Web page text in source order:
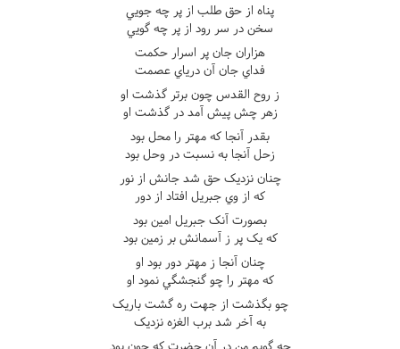
پناه از حق طلب از پر چه جويي
سخن در سر رود از پر چه گويي
هزاران جان پر اسرار حکمت
فداي جان آن درياي عصمت
ز روح القدس چون برتر گذشت او
زهر چش پيش آمد در گذشت او
بقدر آنجا که مهتر را محل بود
زحل آنجا به نسبت در وحل بود
چنان نزديک حق شد جانش از نور
که از وي جبريل افتاد از دور
بصورت آنک جبريل امين بود
که يک پر ز آسمانش بر زمين بود
چنان آنجا ز مهتر دور بود او
که مهتر را چو گنجشگي نمود او
چو بگذشت از جهت ره گشت باريک
به آخر شد برب الغزه نزديک